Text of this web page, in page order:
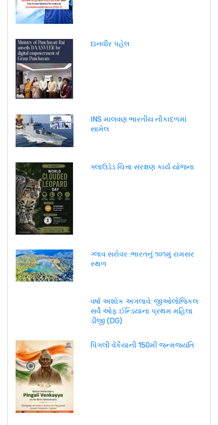
દાનવીર પહેલ
INS માલવણ ભારતીય નૌકાદળમાં
સામેલ
ક્લાઉડેડ ચિત્તા સંરક્ષણ કાર્ય યોજના
ગ્લાવ સરોવર :ભારતનું ૧૦૧મું રામસર
સ્થળ
વર્ષા અશોક અગલાવે: જીઓલોજિકલ
સર્વે ઓફ ઈન્ડિયાના પ્રથમ મહિલા
ડીજી (DG)
પિંગલી વેંકૈયાની 150મી જન્મજયંતિ